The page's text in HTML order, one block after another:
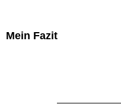
Mein Fazit